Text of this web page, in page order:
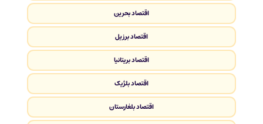
اقتصاد بحرین
اقتصاد برزیل
اقتصاد بریتانیا
اقتصاد بلژیک
اقتصاد بلغارستان